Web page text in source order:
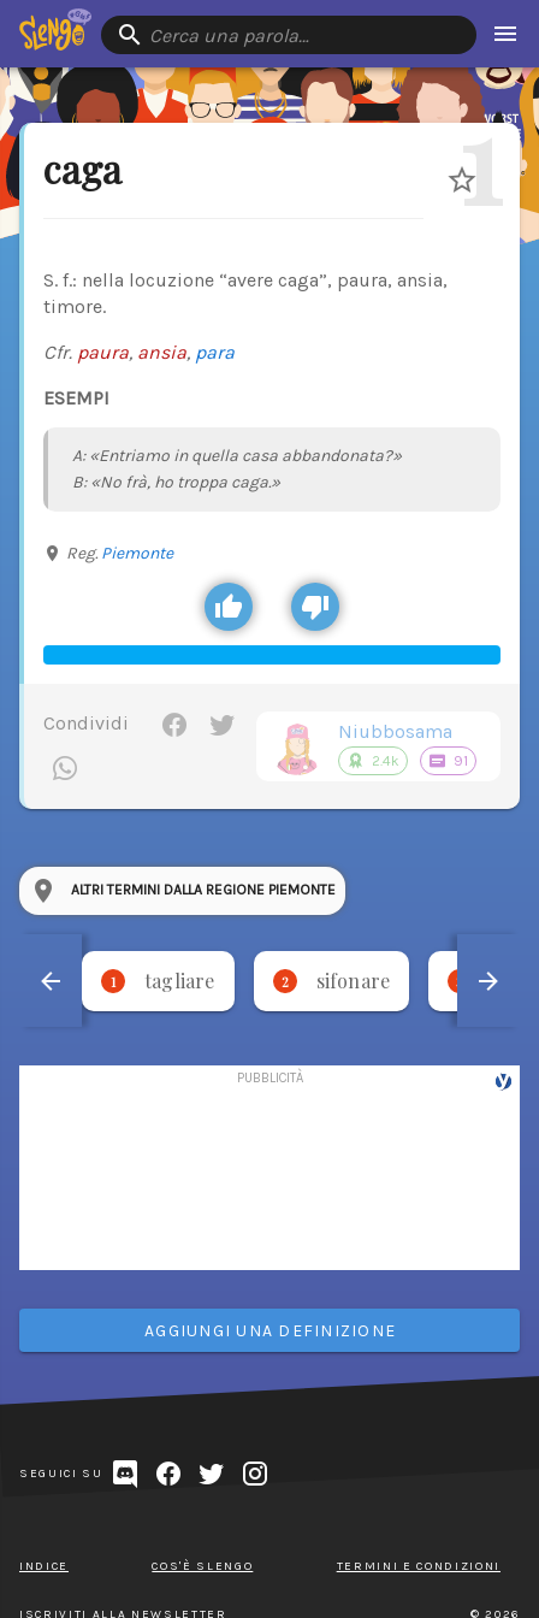
Cerca una parola…
caga 1
S. f.: nella locuzione “avere caga”, paura, ansia,
timore.
Cfr. paura, ansia, para
ESEMPI
A: «Entriamo in quella casa abbandonata?»
B: «No frà, ho troppa caga.»
Reg. Piemonte
Condividi Niubbosama
2.4k 91
ALTRI TERMINI DALLA REGIONE PIEMONTE
1 tagliare 2 sifonare 3
AGGIUNGI UNA DEFINIZIONE
SEGUICI SU
INDICE COS'È SLENGO TERMINI E CONDIZIONI
ISCRIVITI ALLA NEWSLETTER © 2026